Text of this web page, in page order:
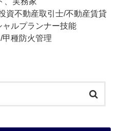
資不動産取引士/不動産賃貸
ルプランナー技能
種防火管理